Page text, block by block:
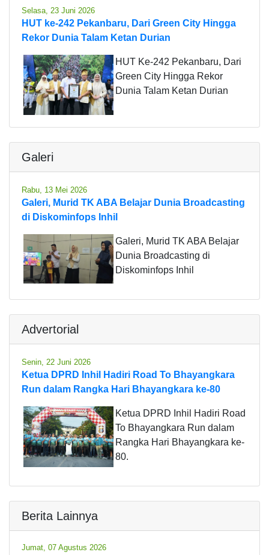
Selasa, 23 Juni 2026
HUT ke-242 Pekanbaru, Dari Green City Hingga
Rekor Dunia Talam Ketan Durian
HUT Ke-242 Pekanbaru, Dari
Green City Hingga Rekor
Dunia Talam Ketan Durian
Galeri
Rabu, 13 Mei 2026
Galeri, Murid TK ABA Belajar Dunia Broadcasting
di Diskominfops Inhil
Galeri, Murid TK ABA Belajar
Dunia Broadcasting di
Diskominfops Inhil
Advertorial
Senin, 22 Juni 2026
Ketua DPRD Inhil Hadiri Road To Bhayangkara
Run dalam Rangka Hari Bhayangkara ke-80
Ketua DPRD Inhil Hadiri Road
To Bhayangkara Run dalam
Rangka Hari Bhayangkara ke-
80.
Berita Lainnya
Jumat, 07 Agustus 2026